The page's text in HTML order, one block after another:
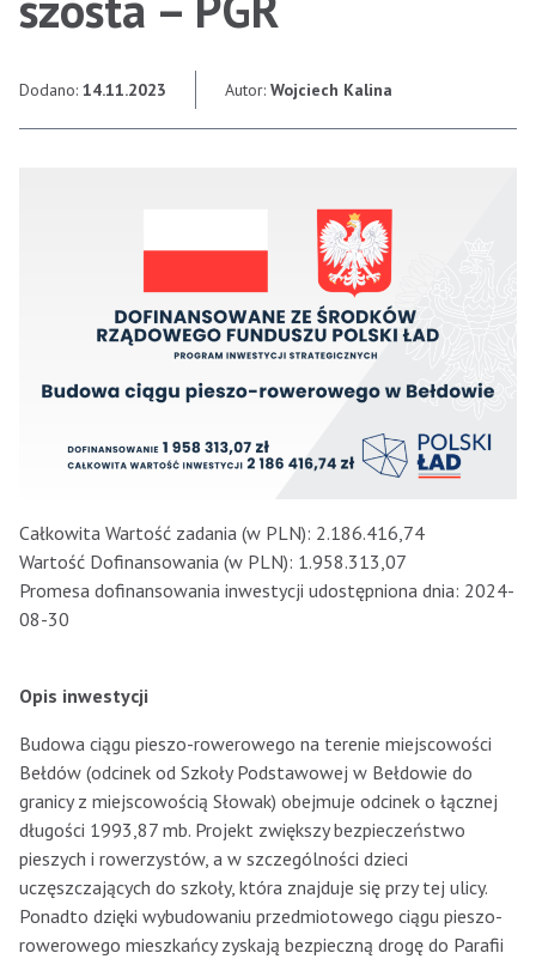
Dodano: 14.11.2023 Autor: Wojciech Kalina
Całkowita Wartość zadania (w PLN): 2.186.416,74
Wartość Dofinansowania (w PLN): 1.958.313,07
Promesa dofinansowania inwestycji udostępniona dnia: 2024-
08-30
Opis inwestycji
Budowa ciągu pieszo-rowerowego na terenie miejscowości
Bełdów (odcinek od Szkoły Podstawowej w Bełdowie do
granicy z miejscowością Słowak) obejmuje odcinek o łącznej
długości 1993,87 mb. Projekt zwiększy bezpieczeństwo
pieszych i rowerzystów, a w szczególności dzieci
uczęszczających do szkoły, która znajduje się przy tej ulicy.
Ponadto dzięki wybudowaniu przedmiotowego ciągu pieszo-
rowerowego mieszkańcy zyskają bezpieczną drogę do Parafii